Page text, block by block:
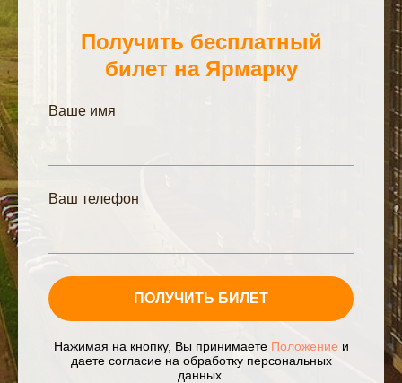
Получить бесплатный
билет на Ярмарку
Ваше имя
Ваш телефон
ПОЛУЧИТЬ БИЛЕТ
Нажимая на кнопку, Вы принимаете Положение и
даете согласие на обработку персональных
данных.